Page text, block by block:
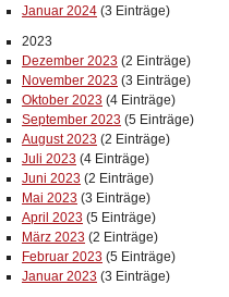
Januar 2024 (3 Einträge)
2023
Dezember 2023 (2 Einträge)
November 2023 (3 Einträge)
Oktober 2023 (4 Einträge)
September 2023 (5 Einträge)
August 2023 (2 Einträge)
Juli 2023 (4 Einträge)
Juni 2023 (2 Einträge)
Mai 2023 (3 Einträge)
April 2023 (5 Einträge)
März 2023 (2 Einträge)
Februar 2023 (5 Einträge)
Januar 2023 (3 Einträge)